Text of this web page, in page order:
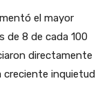
el mayor
de 8 de cada 100
directamente
creciente inquietud